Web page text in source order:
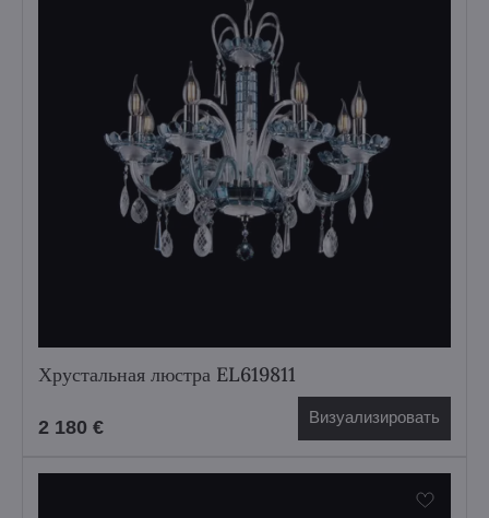
Хрустальная люстра EL619811
2 180 € Визуализировать